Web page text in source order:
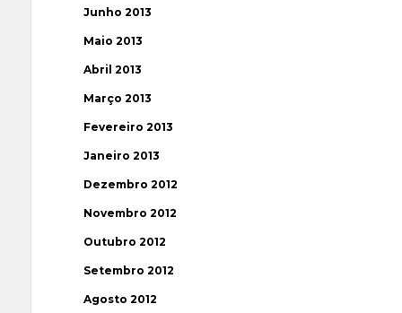
Junho 2013
Maio 2013
Abril 2013
Março 2013
Fevereiro 2013
Janeiro 2013
Dezembro 2012
Novembro 2012
Outubro 2012
Setembro 2012
Agosto 2012